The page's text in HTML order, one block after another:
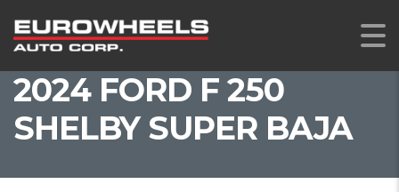
2024 FORD F 250
SHELBY SUPER BAJA